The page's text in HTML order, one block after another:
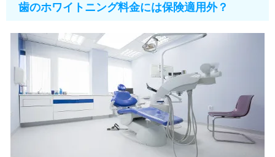
歯のホワイトニング料金には保険適用外？